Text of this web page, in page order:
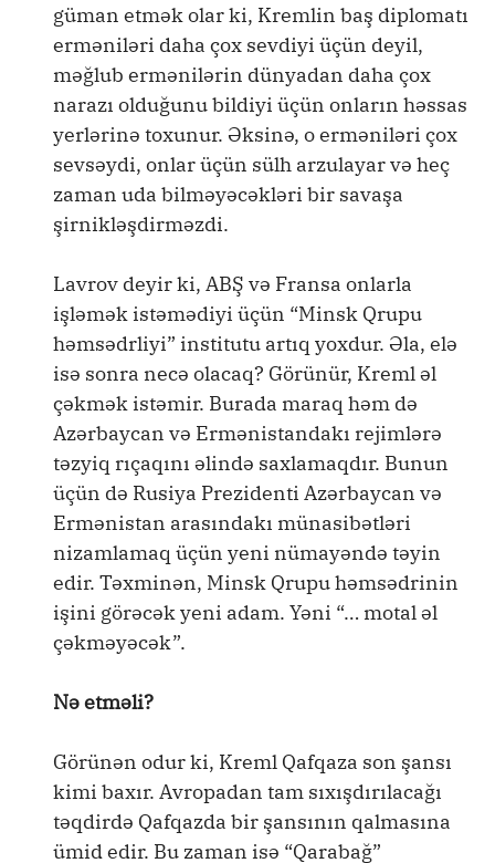
güman etmək olar ki, Kremlin baş diplomatı
erməniləri daha çox sevdiyi üçün deyil,
məğlub ermənilərin dünyadan daha çox
narazı olduğunu bildiyi üçün onların həssas
yerlərinə toxunur. Əksinə, o erməniləri çox
sevsəydi, onlar üçün sülh arzulayar və heç
zaman uda bilməyəcəkləri bir savaşa
şirnikləşdirməzdi.
Lavrov deyir ki, ABŞ və Fransa onlarla
işləmək istəmədiyi üçün “Minsk Qrupu
həmsədrliyi” institutu artıq yoxdur. Əla, elə
isə sonra necə olacaq? Görünür, Kreml əl
çəkmək istəmir. Burada maraq həm də
Azərbaycan və Ermənistandakı rejimlərə
təzyiq rıçaqını əlində saxlamaqdır. Bunun
üçün də Rusiya Prezidenti Azərbaycan və
Ermənistan arasındakı münasibətləri
nizamlamaq üçün yeni nümayəndə təyin
edir. Təxminən, Minsk Qrupu həmsədrinin
işini görəcək yeni adam. Yəni “… motal əl
çəkməyəcək”.
Nə etməli?
Görünən odur ki, Kreml Qafqaza son şansı
kimi baxır. Avropadan tam sıxışdırılacağı
təqdirdə Qafqazda bir şansının qalmasına
ümid edir. Bu zaman isə “Qarabağ”